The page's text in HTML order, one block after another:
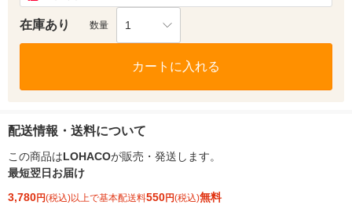
在庫あり 数量 1
カートに入れる
配送情報・送料について
この商品はLOHACOが販売・発送します。
最短翌日お届け
3,780円(税込)以上で基本配送料550円(税込)無料